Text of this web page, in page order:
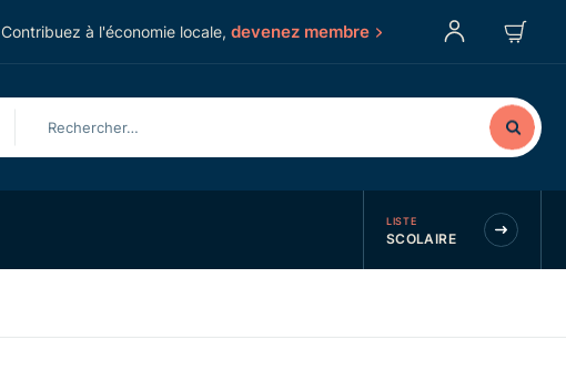
Contribuez à l'économie locale, devenez membre
LISTE
SCOLAIRE